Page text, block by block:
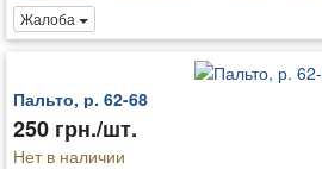
Жалоба
Пальто, р. 62-68
250 грн./шт.
Нет в наличии